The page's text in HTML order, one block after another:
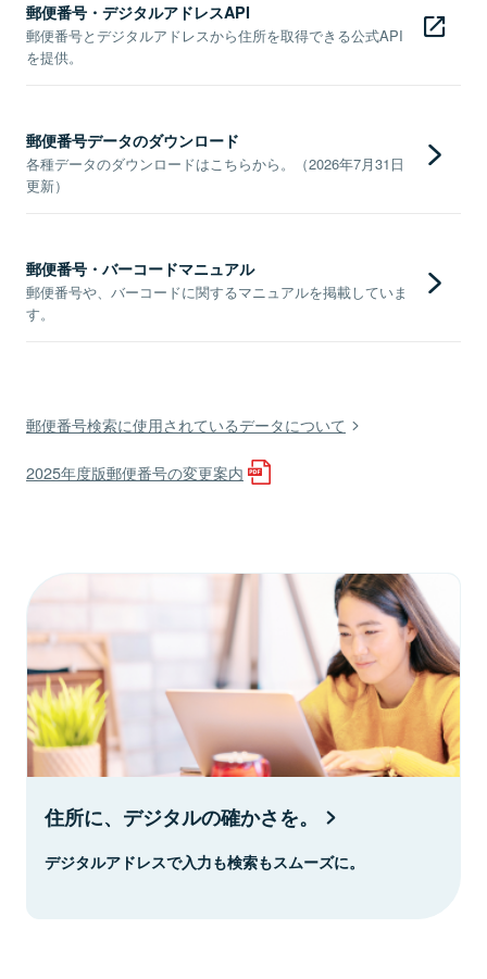
郵便番号・デジタルアドレスAPI
郵便番号とデジタルアドレスから住所を取得できる公式API
を提供。
郵便番号データのダウンロード
各種データのダウンロードはこちらから。（2026年7月31日
更新）
郵便番号・バーコードマニュアル
郵便番号や、バーコードに関するマニュアルを掲載していま
す。
郵便番号検索に使用されているデータについて
2025年度版郵便番号の変更案内
住所に、デジタルの確かさを。
デジタルアドレスで入力も検索もスムーズに。